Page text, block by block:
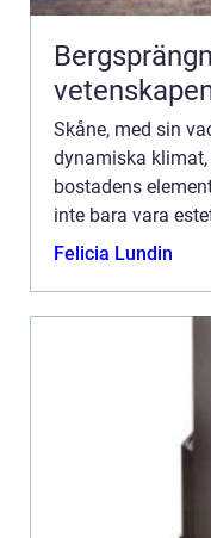
Skåne, med sin
dynamiska
bostadens
inte bara vara
hållbara och
Felicia Lundin